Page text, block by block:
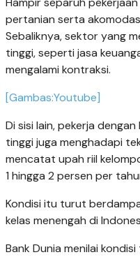
pertanian serta
Sebaliknya, sektor yang
tinggi, seperti jasa
mengalami kontraksi.
[Gambas:Youtube]
Di sisi lain, pekerja
tinggi juga menghadapi
mencatat upah riil
1 hingga 2 persen per
Kondisi itu turut
kelas menengah di
Bank Dunia menilai